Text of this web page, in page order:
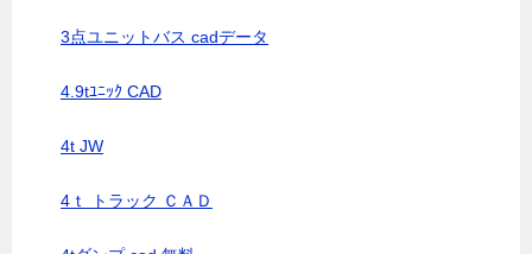
3点ユニットバス cadデータ
4.9tﾕﾆｯｸ CAD
4t JW
4ｔ トラック ＣＡＤ